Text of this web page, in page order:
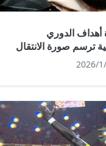
الدوري
ترسم صورة الانتقال
2026/